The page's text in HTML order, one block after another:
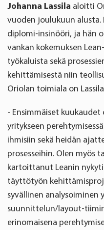
Johanna Lassila aloitti
vuoden joulukuun alusta.
diplomi-insinööri, ja hän
vankan kokemuksen
työkaluista sekä
kehittämisestä niin
Oriolan toimiala on
- Ensimmäiset
yritykseen
ihmisiin sekä heidän
prosesseihin. Olen myös
kartoittanut Leanin
täyttötyön
syvällinen analysoiminen
suunnittelun/layout-
erinomaisena